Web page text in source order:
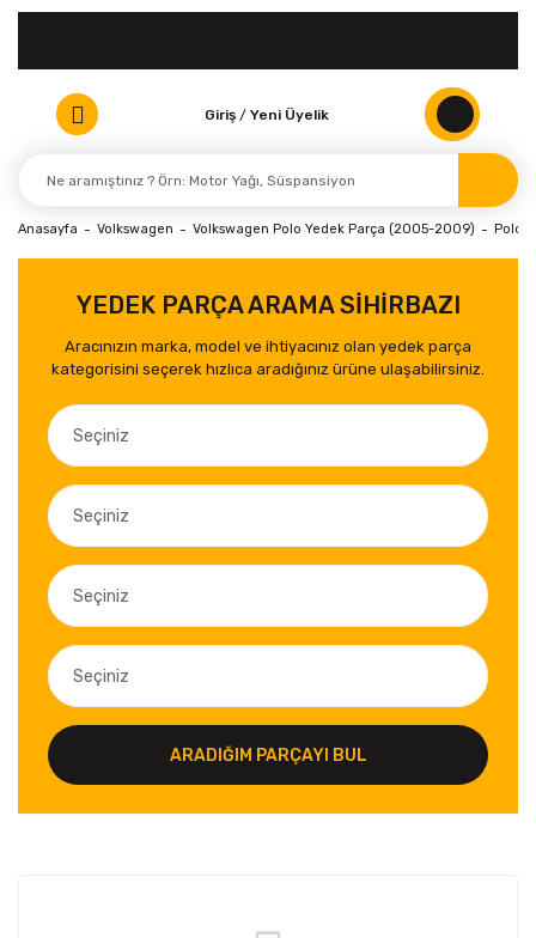
Giriş / Yeni Üyelik
Anasayfa Volkswagen Volkswagen Polo Yedek Parça (2005-2009) Polo
YEDEK PARÇA ARAMA SİHİRBAZI
Aracınızın marka, model ve ihtiyacınız olan yedek parça
kategorisini seçerek hızlıca aradığınız ürüne ulaşabilirsiniz.
ARADIĞIM PARÇAYI BUL